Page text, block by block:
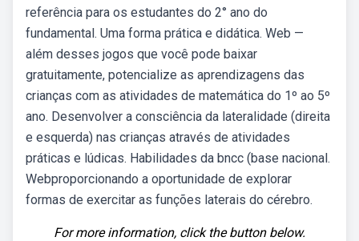
referência para os estudantes do 2° ano do
fundamental. Uma forma prática e didática. Web —
além desses jogos que você pode baixar
gratuitamente, potencialize as aprendizagens das
crianças com as atividades de matemática do 1º ao 5º
ano. Desenvolver a consciência da lateralidade (direita
e esquerda) nas crianças através de atividades
práticas e lúdicas. Habilidades da bncc (base nacional.
Webproporcionando a oportunidade de explorar
formas de exercitar as funções laterais do cérebro.
For more information, click the button below.